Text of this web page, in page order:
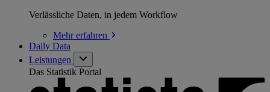
Verlässliche Daten, in jedem Workflow
Mehrerfahren
Daily Data
Leistungen
Das Statistik Portal